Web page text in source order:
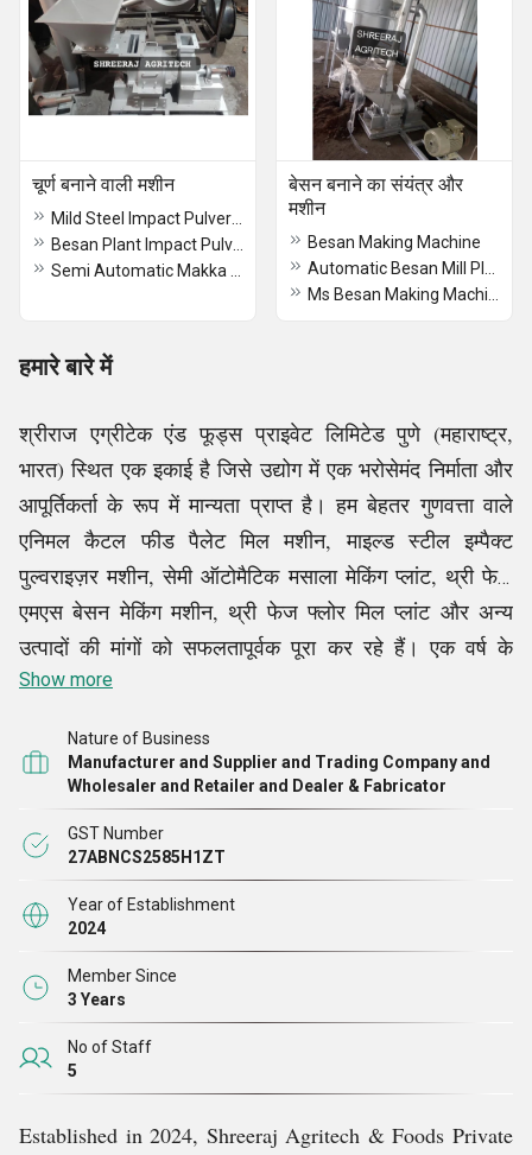
चूर्ण बनाने वाली मशीन
बेसन बनाने का संयंत्र और
मशीन
Besan Making Machine
हमारे बारे में
श्रीराज एग्रीटेक एंड फूड्स प्राइवेट लिमिटेड पुणे (महाराष्ट्र,
भारत) स्थित एक इकाई है जिसे उद्योग में एक भरोसेमंद निर्माता और
आपूर्तिकर्ता के रूप में मान्यता प्राप्त है। हम बेहतर गुणवत्ता वाले
एनिमल कैटल फीड पैलेट मिल मशीन, माइल्ड स्टील इम्पैक्ट
पुल्वराइज़र मशीन, सेमी ऑटोमैटिक मसाला मेकिंग प्लांट, थ्री फेज
एमएस बेसन मेकिंग मशीन, थ्री फेज फ्लोर मिल प्लांट और अन्य
उत्पादों की मांगों को सफलतापूर्वक पूरा कर रहे हैं। एक वर्ष के
अंतराल के भीतर, हमने खुद को देश भर के कई ग्राहकों की पसंदीदा
उल्लेखनीय सेवाओं और उत्पादों के साथ अपने ग्राहकों के दिलों पर
राज करते रहेंगे।
Show more
Nature of Business
Manufacturer and Supplier and Trading Company and
Wholesaler and Retailer and Dealer & Fabricator
GST Number
27ABNCS2585H1ZT
Year of Establishment
2024
Member Since
3 Years
No of Staff
5
Established in 2024, Shreeraj Agritech & Foods Private